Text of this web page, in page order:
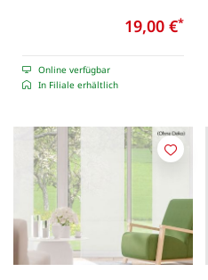
19,00 €*
Online verfügbar
In Filiale erhältlich
Merken